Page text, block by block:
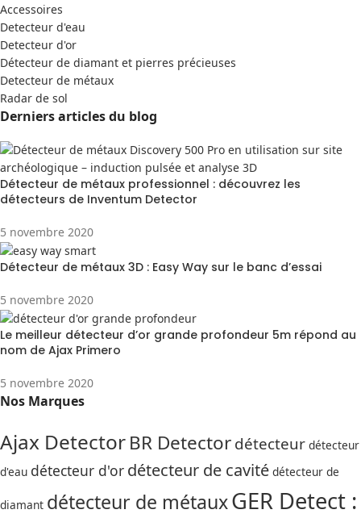
Accessoires
Detecteur d'eau
Detecteur d'or
Détecteur de diamant et pierres précieuses
Detecteur de métaux
Radar de sol
Derniers articles du blog
Détecteur de métaux professionnel : découvrez les
détecteurs de Inventum Detector
5 novembre 2020
Détecteur de métaux 3D : Easy Way sur le banc d’essai
5 novembre 2020
Le meilleur détecteur d’or grande profondeur 5m répond au
nom de Ajax Primero
5 novembre 2020
Nos Marques
Ajax DetectorBR Detectordétecteur détecteur
d'eau détecteur d'or détecteur de cavité détecteur de
diamant détecteur de métauxGER Detect :